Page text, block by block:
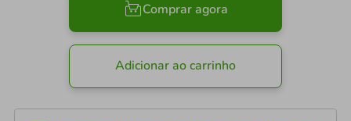
Comprar agora
Adicionar ao carrinho